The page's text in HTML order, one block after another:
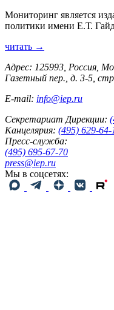
Мониторинг является
политики имени Е.Т.
читать →
Адрес: 125993, Россия,
Газетный пер., д. 3-5,
E-mail: info@iep.ru
Секретариат Дирекции:
Канцелярия: (495) 629-64-
Пресс-служба:
(495) 695-67-70
press@iep.ru
Мы в соцсетях: